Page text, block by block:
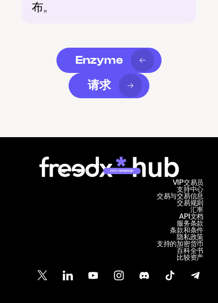
布。
Enzyme
请求
Join campaign
支持中心
交易与交易信息
VIP交易员
交易规则
汇率
API文档
服务条款
条款和条件
隐私政策
支持的加密货币
百科全书
比较资产